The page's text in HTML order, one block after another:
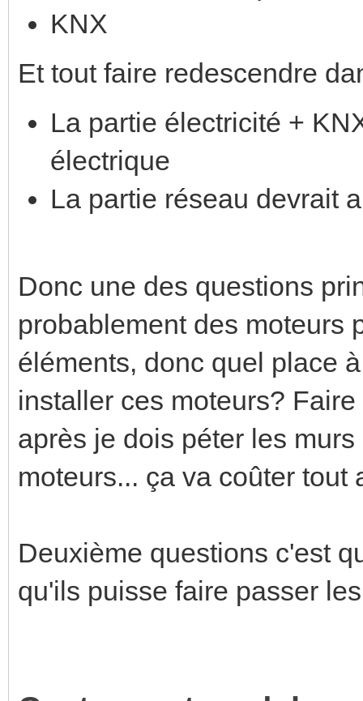
KNX
Et tout faire redescendre
La partie électricité +
électrique
La partie réseau devrait
Donc une des questions
probablement des moteurs
éléments, donc quel place
installer ces moteurs?
après je dois péter les
moteurs... ça va coûter
Deuxième questions c'est
qu'ils puisse faire passer